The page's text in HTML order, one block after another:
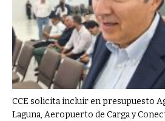
CCE solicita incluir en presupuesto
Laguna, Aeropuerto de Carga y